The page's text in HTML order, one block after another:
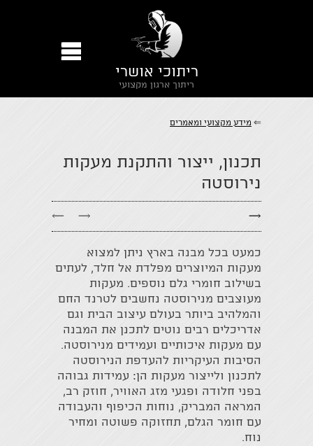
ריתוכי אושרי
ריתוך ארגון מקצועי
⇐ מידע מקצועי ומאמרים
​תכנון, ייצור והתקנת מעקות
נירוסטה
→
→
←
כמעט בכל מבנה בארץ ניתן למצוא
מעקות המיוצרים מפלדת אל חלד, לעתים
בשילוב חומרי גלם נוספים. מעקות
מעוצבים מנירוסטה נחשבים לטרנד החם
והמלהיב ביותר בעולם עיצוב הבית וגם
אדריכלים רבים נוטים לתכנן את המבנה
עם מעקות איכותיים ועמידים מנירוסטה.
הסיבות העיקריות להעדפת הנירוסטה
לתכנון ולייצור מעקות הן: עמידות גבוהה
בפני חלודה ופגעי מזג האוויר, חוזק רב,
המראה המבריק, נוחות הכיפוף והעבודה
עם חומר הגלם, תחזוקה פשוטה ומחיר
נוח.